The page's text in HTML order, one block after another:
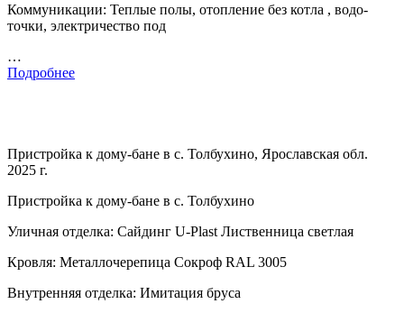
Коммуникации: Теплые полы, отопление без котла , водо-
точки, электричество под
…
Подробнее
Пристройка к дому-бане в с. Толбухино, Ярославская обл.
2025 г.
Пристройка к дому-бане в с. Толбухино
Уличная отделка: Сайдинг U-Plast Лиственница светлая
Кровля: Металлочерепица Сокроф RAL 3005
Внутренняя отделка: Имитация бруса